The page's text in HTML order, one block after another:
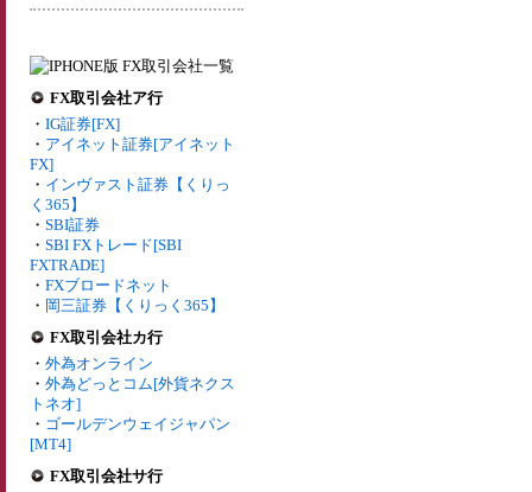
FX取引会社ア行
・ IG証券[FX]
・ アイネット証券[アイネット
FX]
・ インヴァスト証券【くりっ
く365】
・ SBI証券
・ SBI FXトレード[SBI
FXTRADE]
・ FXブロードネット
・ 岡三証券【くりっく365】
FX取引会社カ行
・ 外為オンライン
・ 外為どっとコム[外貨ネクス
トネオ]
・ ゴールデンウェイジャパン
[MT4]
FX取引会社サ行